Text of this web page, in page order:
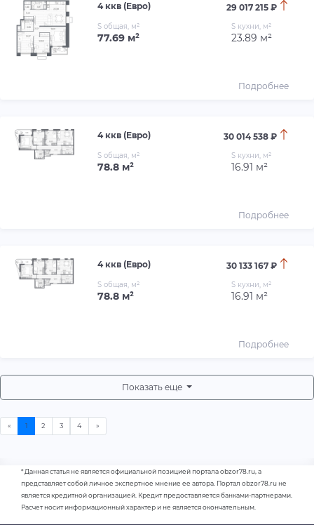
4 ккв (Евро) 29 017 215 ₽
S общая, м²
77.69 м²
S кухни, м²
23.89 м²
Подробнее
4 ккв (Евро) 30 014 538 ₽
S общая, м²
78.8 м²
S кухни, м²
16.91 м²
Подробнее
4 ккв (Евро) 30 133 167 ₽
S общая, м²
78.8 м²
S кухни, м²
16.91 м²
Подробнее
Показать еще
* Данная статья не является официальной позицией портала obzor78.ru, а
представляет собой личное экспертное мнение ее автора. Портал obzor78.ru не
является кредитной организацией. Кредит предоставляется банками-партнерами.
Расчет носит информационный характер и не является окончательным.